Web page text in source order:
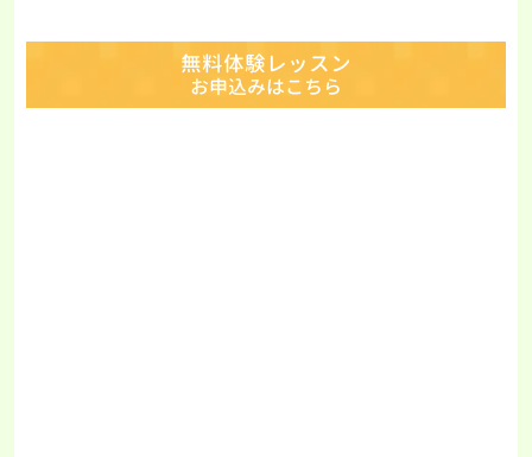
無料体験レッスン
お申込みはこちら